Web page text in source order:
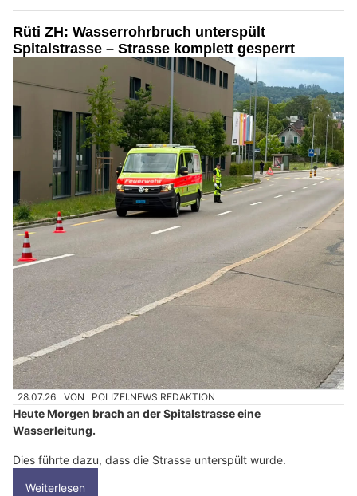
Rüti ZH: Wasserrohrbruch unterspült
Spitalstrasse – Strasse komplett gesperrt
28.07.26 VON POLIZEI.NEWS REDAKTION
Heute Morgen brach an der Spitalstrasse eine
Wasserleitung.
Dies führte dazu, dass die Strasse unterspült wurde.
Weiterlesen